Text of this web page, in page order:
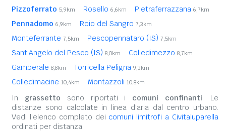
Pizzoferrato 5,9km Rosello 6,6km Pietraferrazzana 6,7km
Pennadomo 6,9km Roio del Sangro 7,3km
Monteferrante 7,5km Pescopennataro (IS) 7,5km
Sant'Angelo del Pesco (IS) 8,0km Colledimezzo 8,7km
Gamberale 8,8km Torricella Peligna 9,3km
Colledimacine 10,4km Montazzoli 10,8km
In grassetto sono riportati i comuni confinanti. Le
distanze sono calcolate in linea d'aria dal centro urbano.
Vedi l'elenco completo dei comuni limitrofi a Civitaluparella
ordinati per distanza.